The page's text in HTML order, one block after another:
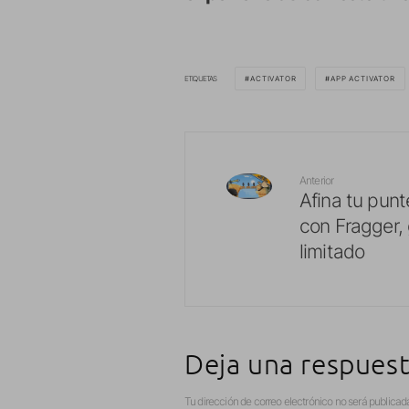
ETIQUETAS ACTIVATOR APP ACTIVATOR
Anterior
Afina tu
con
limitado
Deja una
Tu dirección de correo electrónico no será